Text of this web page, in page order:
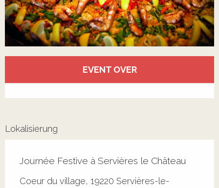
EVENT OVER
Lokalisierung
Journée Festive à Servières le Château
Coeur du village, 19220 Servières-le-